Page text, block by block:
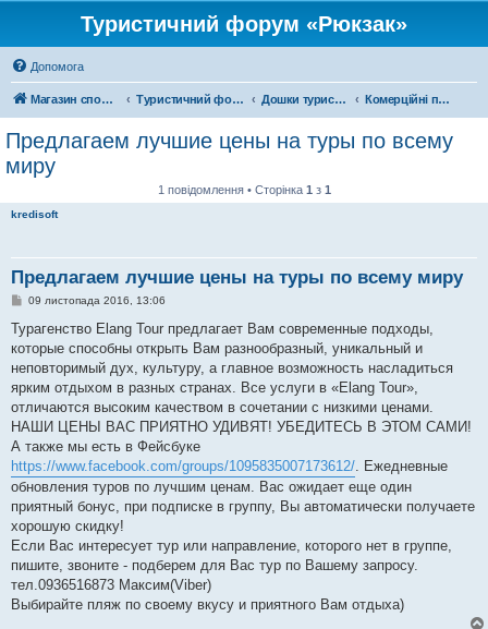
Туристичний форум «Рюкзак»
Допомога
Магазин спорядження Туристичний форум «Рюкзак» Дошки туристичних оголошень Комерційні подорожі
Предлагаем лучшие цены на туры по всему
миру
1 повідомлення • Сторінка 1 з 1
kredisoft
Предлагаем лучшие цены на туры по всему миру
П
в
д
о
л
е
н
я
09 листопада 2016, 13:06
Турагенство Elang Tour предлагает Вам современные подходы,
которые способны открыть Вам разнообразный, уникальный и
неповторимый дух, культуру, а главное возможность насладиться
ярким отдыхом в разных странах. Все услуги в «Elang Tour»,
отличаются высоким качеством в сочетании с низкими ценами.
НАШИ ЦЕНЫ ВАС ПРИЯТНО УДИВЯТ! УБЕДИТЕСЬ В ЭТОМ САМИ!
А также мы есть в Фейсбуке
https://www.facebook.com/groups/1095835007173612/. Ежедневные
обновления туров по лучшим ценам. Вас ожидает еще один
приятный бонус, при подписке в группу, Вы автоматически получаете
хорошую скидку!
Если Вас интересует тур или направление, которого нет в группе,
пишите, звоните - подберем для Вас тур по Вашему запросу.
тел.0936516873 Максим(Viber)
Выбирайте пляж по своему вкусу и приятного Вам отдыха)